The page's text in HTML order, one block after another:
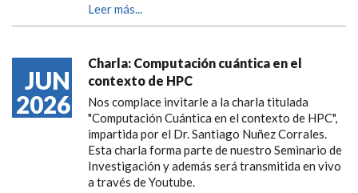
Leer más...
JUN
2026
Charla: Computación cuántica en el
contexto de HPC
Nos complace invitarle a la charla titulada
"Computación Cuántica en el contexto de HPC",
impartida por el Dr. Santiago Nuñez Corrales.
Esta charla forma parte de nuestro Seminario de
Investigación y además será transmitida en vivo
a través de Youtube.